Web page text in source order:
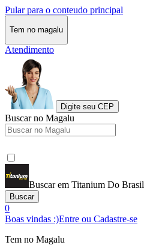
Pular para o conteudo principal
Tem no magalu
Atendimento
Digite seu CEP
Buscar no Magalu
Buscar em Titanium Do Brasil
Buscar
0
Boas vindas :)Entre ou Cadastre-se
Tem no Magalu